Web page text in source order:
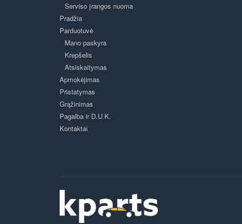
Serviso įrangos nuoma
Pradžia
Parduotuvė
Mano paskyra
Krepšelis
Atsiskaitymas
Apmokėjimas
Pristatymas
Grąžinimas
Pagalba ir D.U.K.
Kontaktai